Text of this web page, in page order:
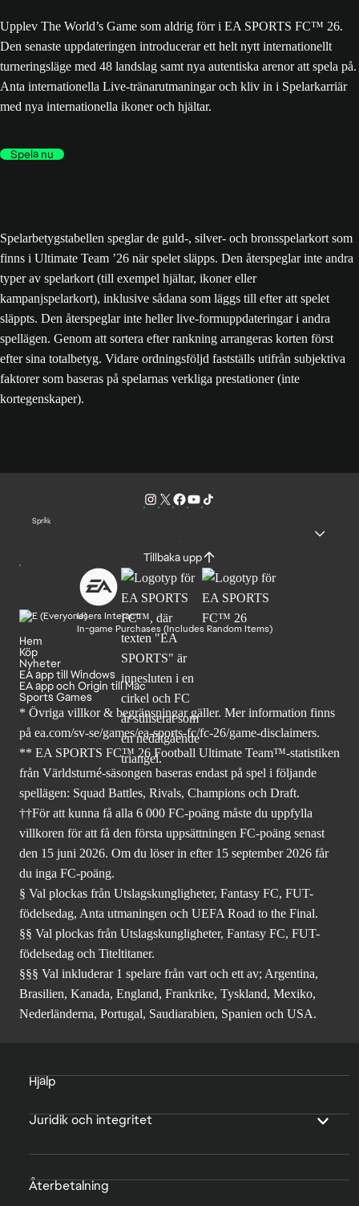
Upplev The World’s Game som aldrig förr i EA SPORTS FC™ 26.
Den senaste uppdateringen introducerar ett helt nytt internationellt
turneringsläge med 48 landslag samt nya autentiska arenor att spela på.
Anta internationella Live-tränarutmaningar och kliv in i Spelarkarriär
med nya internationella ikoner och hjältar.
Spela nu
Spelarbetygstabellen speglar de guld-, silver- och bronsspelarkort som
finns i Ultimate Team ’26 när spelet släpps. Den återspeglar inte andra
typer av spelarkort (till exempel hjältar, ikoner eller
kampanjspelarkort), inklusive sådana som läggs till efter att spelet
släppts. Den återspeglar inte heller live-formuppdateringar i andra
spellägen. Genom att sortera efter rankning arrangeras korten först
efter sina totalbetyg. Vidare ordningsföljd fastställs utifrån subjektiva
faktorer som baseras på spelarnas verkliga prestationer (inte
kortegenskaper).
Språk
Tillbaka upp
Users Interact
In-game Purchases (Includes Random Items)
Hem
Köp
Nyheter
EA app till Windows
EA app och Origin till Mac
Sports Games
* Övriga villkor & begränsningar gäller. Merinformation finns
på ea.com/sv-se/games/ea-sports-fc/fc-26/game-disclaimers.
** EA SPORTS FC™ 26 Football Ultimate Team™-statistiken
från Världsturné-säsongen baseras endast på spel i följande
spellägen: Squad Battles, Rivals, Champions och Draft.
††För att kunna få alla 6 000 FC-poäng måste du uppfylla
villkoren för att få den första uppsättningen FC-poäng senast
den 15 juni 2026. Om du löser in efter 15 september 2026 får
du inga FC-poäng.
§ Val plockas från Utslagskungligheter, Fantasy FC, FUT-
födelsedag, Anta utmaningen och UEFA Road to the Final.
§§ Val plockas från Utslagskungligheter, Fantasy FC, FUT-
födelsedag och Titeltitaner.
§§§ Val inkluderar 1 spelare från vart och ett av; Argentina,
Brasilien, Kanada, England, Frankrike, Tyskland, Mexiko,
Nederländerna, Portugal, Saudiarabien, Spanien och USA.
Hjälp
Juridik och integritet
Återbetalning